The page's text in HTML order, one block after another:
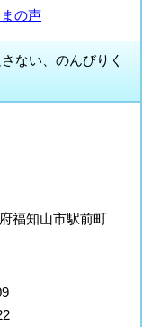
の声
ない、のんびりく
福知山市駅前町